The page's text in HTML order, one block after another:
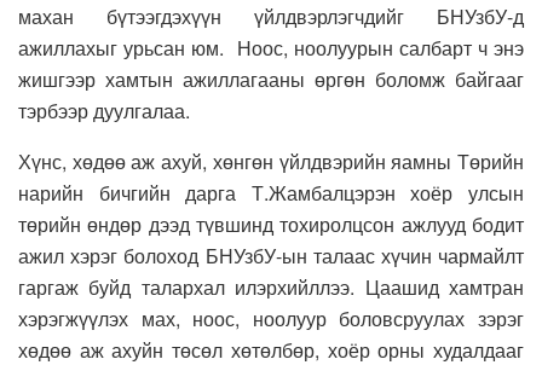
махан бүтээгдэхүүн үйлдвэрлэгчдийг БНУзбУ-д
ажиллахыг урьсан юм. Ноос, ноолуурын салбарт ч энэ
жишгээр хамтын ажиллагааны өргөн боломж байгааг
тэрбээр дуулгалаа.
Хүнс, хөдөө аж ахуй, хөнгөн үйлдвэрийн яамны Төрийн
нарийн бичгийн дарга Т.Жамбалцэрэн хоёр улсын
төрийн өндөр дээд түвшинд тохиролцсон ажлууд бодит
ажил хэрэг болоход БНУзбУ-ын талаас хүчин чармайлт
гаргаж буйд талархал илэрхийллээ. Цаашид хамтран
хэрэгжүүлэх мах, ноос, ноолуур боловсруулах зэрэг
хөдөө аж ахуйн төсөл хөтөлбөр, хоёр орны худалдааг